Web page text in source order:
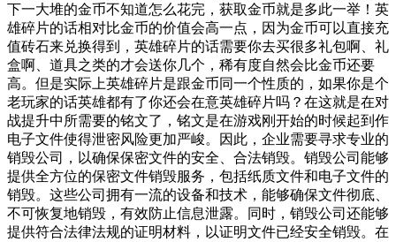
下一大堆的金币不知道怎么花完，获取金币就是多此一举！英
雄碎片的话相对比金币的价值会高一点，因为金币可以直接充
值砖石来兑换得到，英雄碎片的话需要你去买很多礼包啊、礼
盒啊、道具之类的才会送你几个，稀有度自然会比金币还要
高。但是实际上英雄碎片是跟金币同一个性质的，如果你是个
老玩家的话英雄都有了你还会在意英雄碎片吗？在这就是在对
战提升中所需要的铭文了，铭文是在游戏刚开始的时候起到作
电子文件使得泄密风险更加严峻。因此，企业需要寻求专业的
销毁公司，以确保保密文件的安全、合法销毁。销毁公司能够
提供全方位的保密文件销毁服务，包括纸质文件和电子文件的
销毁。这些公司拥有一流的设备和技术，能够确保文件彻底、
不可恢复地销毁，有效防止信息泄露。同时，销毁公司还能够
提供符合法律法规的证明材料，以证明文件已经安全销毁。在